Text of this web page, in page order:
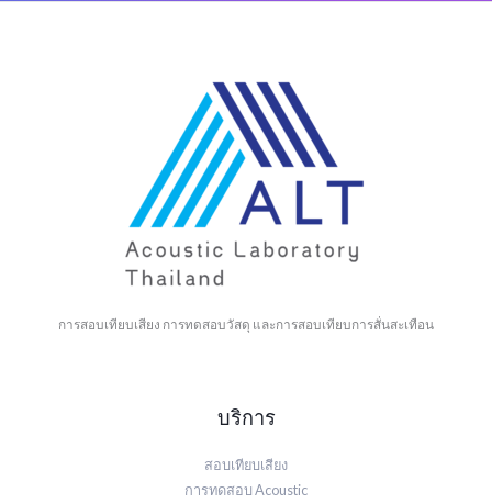
การสอบเทียบเสียง การทดสอบวัสดุ และการสอบเทียบการสั่นสะเทือน
บริการ
สอบเทียบเสียง
การทดสอบ Acoustic